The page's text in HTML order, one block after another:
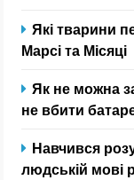
Які тварини
Марсі та Місяці
Як не можна
не вбити
Навчився
людській мові